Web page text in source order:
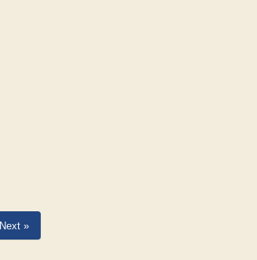
Next »